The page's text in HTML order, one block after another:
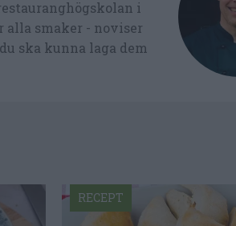
i
alla smaker - noviser
ska kunna laga dem
RECEPT